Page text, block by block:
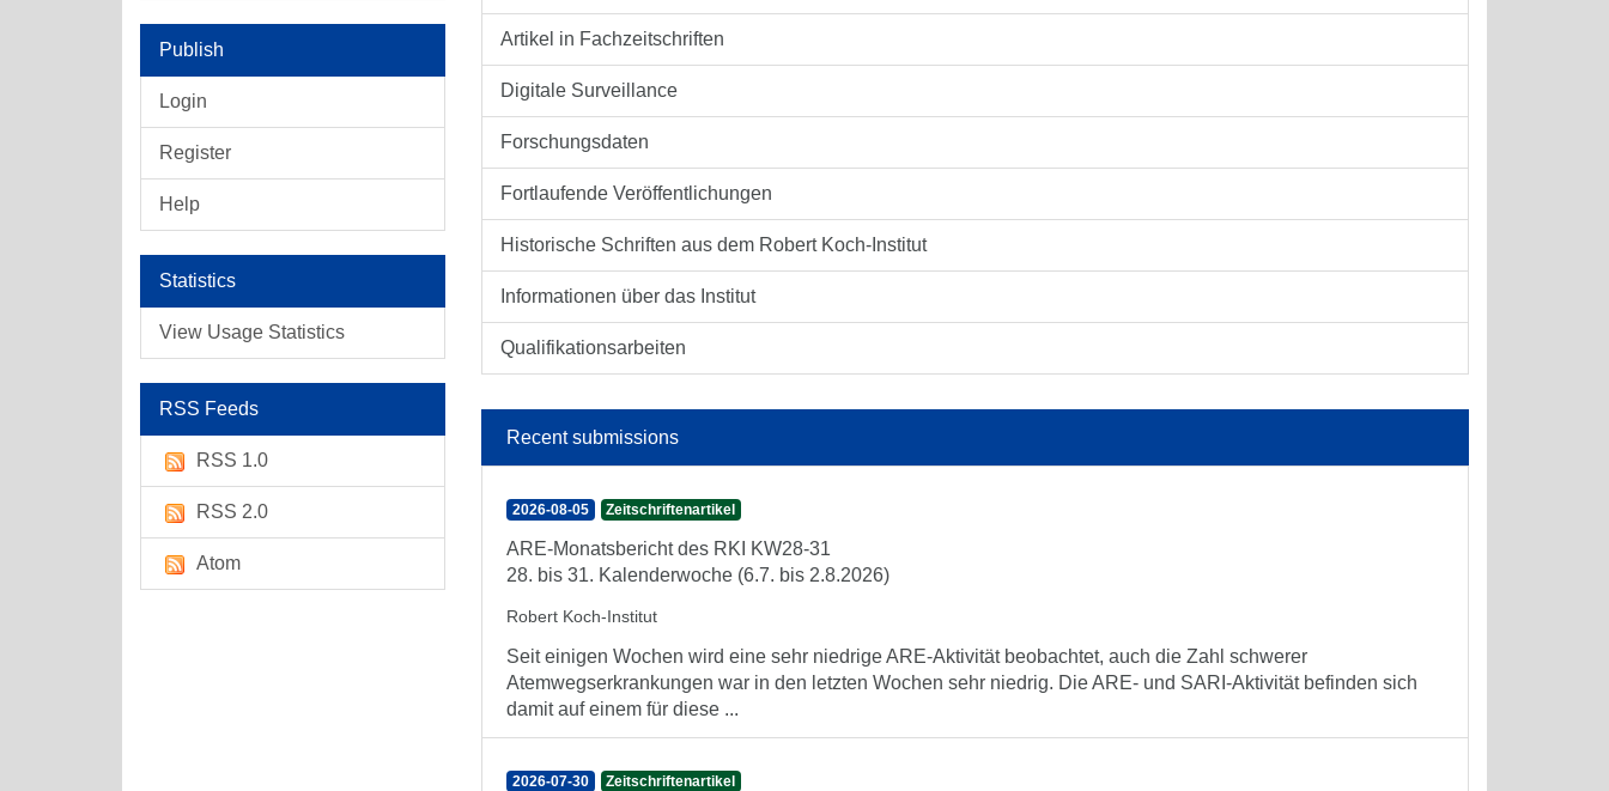
Publish
Login
Register
Help
Statistics
View Usage Statistics
RSS Feeds
RSS 1.0
RSS 2.0
Atom
Artikel in Fachzeitschriften
Digitale Surveillance
Forschungsdaten
Fortlaufende Veröffentlichungen
Historische Schriften aus dem Robert Koch-Institut
Informationen über das Institut
Qualifikationsarbeiten
Recent submissions
2026-08-05 Zeitschriftenartikel
ARE-Monatsbericht des RKI KW28-31
28. bis 31. Kalenderwoche (6.7. bis 2.8.2026)
Robert Koch-Institut
Seit einigen Wochen wird eine sehr niedrige ARE-Aktivität beobachtet, auch die Zahl schwerer
Atemwegserkrankungen war in den letzten Wochen sehr niedrig. Die ARE- und SARI-Aktivität befinden sich
damit auf einem für diese ...
2026-07-30 Zeitschriftenartikel